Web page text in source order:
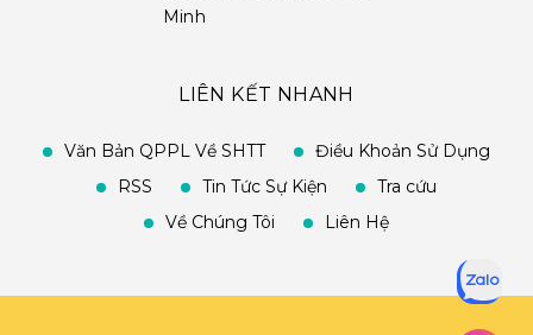
Minh
LIÊN KẾT NHANH
Văn Bản QPPL Về SHTT
Điều Khoản Sử Dụng
RSS
Tin Tức Sự Kiện
Tra cứu
Về Chúng Tôi
Liên Hệ